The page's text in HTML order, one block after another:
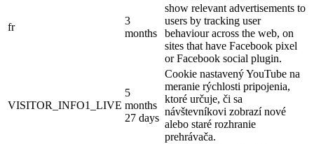
fr
3
months
show relevant advertisements to
users by tracking user
behaviour across the web, on
sites that have Facebook pixel
or Facebook social plugin.
VISITOR_INFO1_LIVE
5
months
27 days
Cookie nastavený YouTube na
meranie rýchlosti pripojenia,
ktoré určuje, či sa
návštevníkovi zobrazí nové
alebo staré rozhranie
prehrávača.